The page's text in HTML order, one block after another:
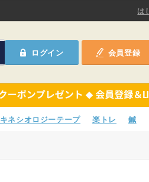
は
ログイン 会員登録
オリジナル商品
キネシオロジーテープ 楽トレ 鍼
ほねつぎHot
鍼灸用品
サポーター